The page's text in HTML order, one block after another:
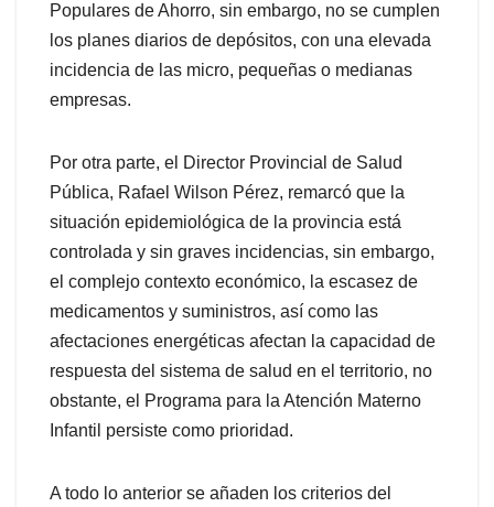
Populares de Ahorro, sin embargo, no se cumplen
los planes diarios de depósitos, con una elevada
incidencia de las micro, pequeñas o medianas
empresas.
Por otra parte, el Director Provincial de Salud
Pública, Rafael Wilson Pérez, remarcó que la
situación epidemiológica de la provincia está
controlada y sin graves incidencias, sin embargo,
el complejo contexto económico, la escasez de
medicamentos y suministros, así como las
afectaciones energéticas afectan la capacidad de
respuesta del sistema de salud en el territorio, no
obstante, el Programa para la Atención Materno
Infantil persiste como prioridad.
A todo lo anterior se añaden los criterios del